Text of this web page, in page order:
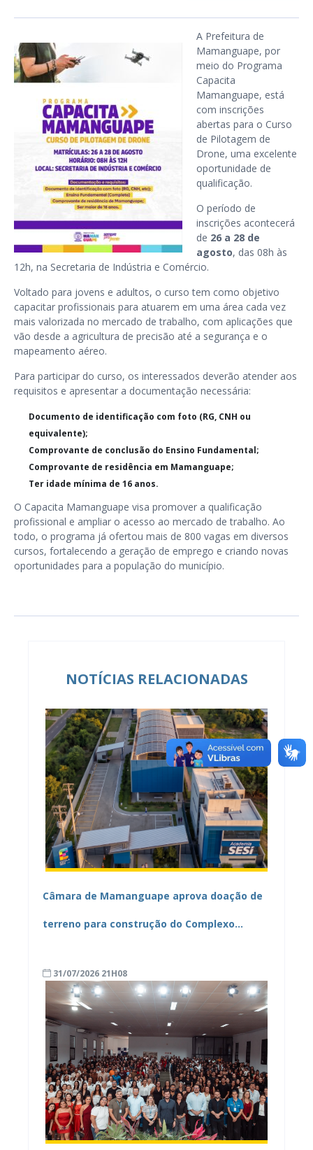
A Prefeitura de
Mamanguape, por
meio do Programa
Capacita
Mamanguape, está
com inscrições
abertas para o Curso
de Pilotagem de
Drone, uma excelente
oportunidade de
qualificação.
O período de
inscrições acontecerá
de 26 a 28 de
agosto, das 08h às
12h, na Secretaria de Indústria e Comércio.
Voltado para jovens e adultos, o curso tem como objetivo
capacitar profissionais para atuarem em uma área cada vez
mais valorizada no mercado de trabalho, com aplicações que
vão desde a agricultura de precisão até a segurança e o
mapeamento aéreo.
Para participar do curso, os interessados deverão atender aos
requisitos e apresentar a documentação necessária:
Documento de identificação com foto (RG, CNH ou
equivalente);
Comprovante de conclusão do Ensino Fundamental;
Comprovante de residência em Mamanguape;
Ter idade mínima de 16 anos.
O Capacita Mamanguape visa promover a qualificação
profissional e ampliar o acesso ao mercado de trabalho. Ao
todo, o programa já ofertou mais de 800 vagas em diversos
cursos, fortalecendo a geração de emprego e criando novas
oportunidades para a população do município.
NOTÍCIAS RELACIONADAS
Câmara de Mamanguape aprova doação de
terreno para construção do Complexo
31/07/2026 21H08